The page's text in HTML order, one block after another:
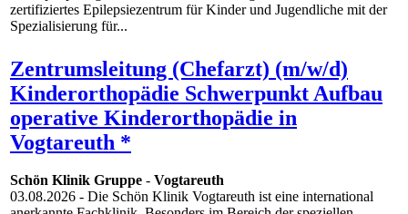
zertifiziertes Epilepsiezentrum für Kinder und Jugendliche mit der
Spezialisierung für...
Zentrumsleitung (Chefarzt) (m/w/d)
Kinderorthopädie Schwerpunkt Aufbau
operative Kinderorthopädie in
Vogtareuth *
Schön Klinik Gruppe - Vogtareuth
03.08.2026 - Die Schön Klinik Vogtareuth ist eine international